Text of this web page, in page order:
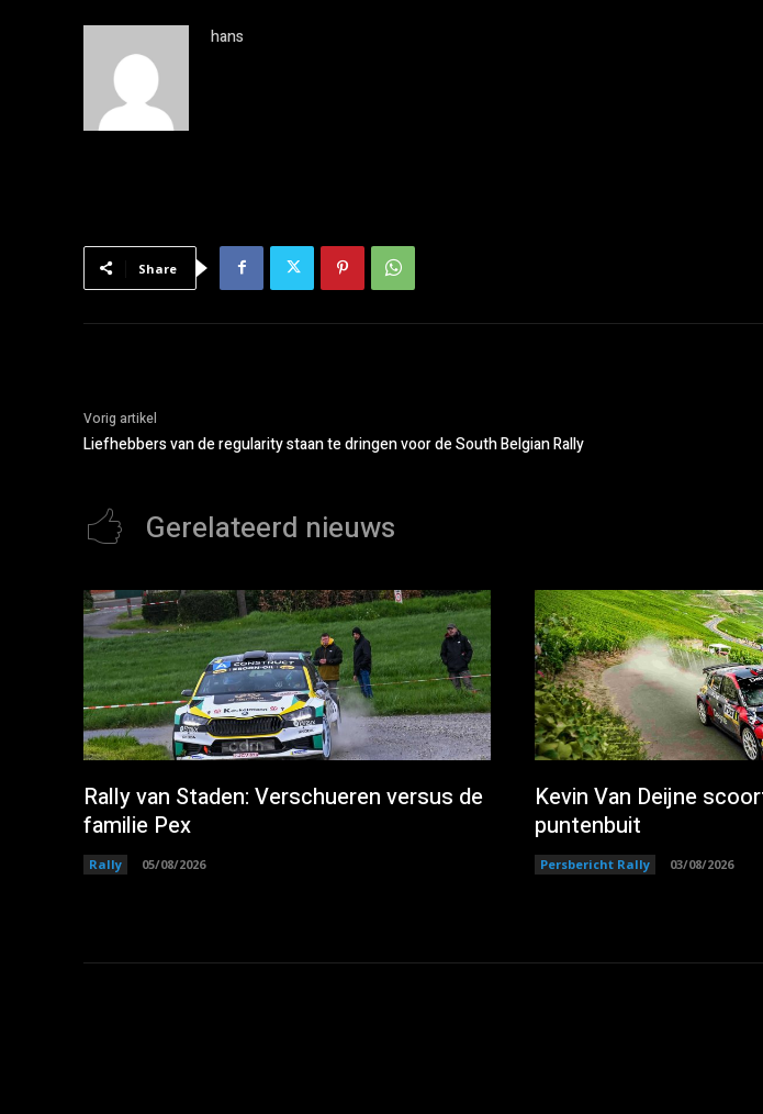
hans
Share
Vorig artikel
Liefhebbers van de regularity staan te dringen voor de South Belgian Rally
Gerelateerd nieuws
Rally van Staden: Verschueren versus de
familie Pex
Rally 05/08/2026
Kevin Van Deijne
puntenbuit
Persbericht Rally 03/08/2026